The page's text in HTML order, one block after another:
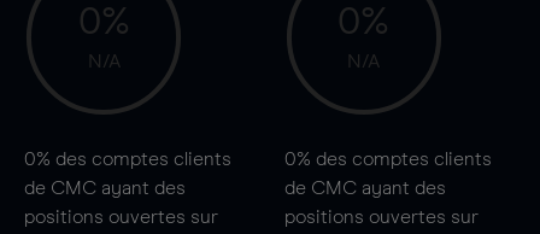
0%
N/A
0% des comptes clients
de CMC ayant des
positions ouvertes sur
0%
N/A
0% des comptes clients
de CMC ayant des
positions ouvertes sur